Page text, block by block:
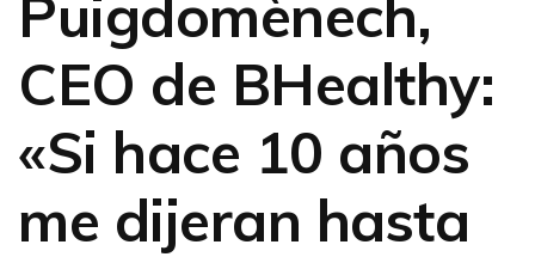
Puigdomènech,
CEO de BHealthy:
«Si hace 10 años
me dijeran hasta